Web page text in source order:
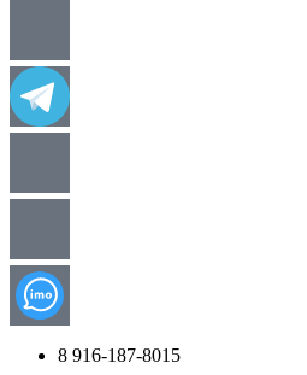
8 916-187-8015